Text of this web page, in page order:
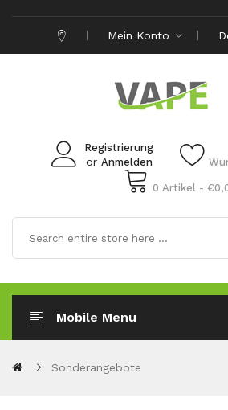
Mein Konto
Registrierung
or Anmelden
0 Artikel -
Mobile Menu
Sonderangebote